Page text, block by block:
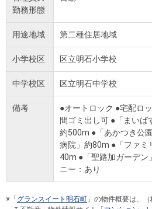
勤務形態
用途地域 第二種住居地域
小学校区 区立明石小学校
中学校区 区立明石中学校
備考
●オートロック ●宅配ロ
間ゴミ出し可 ●「まい
約500m ●「あかつき公
病院」約80m ●「ファミ
40m ●「聖路加ガーデ
ニー：あり
※「 グランスイート明石町 」の物件概要は、